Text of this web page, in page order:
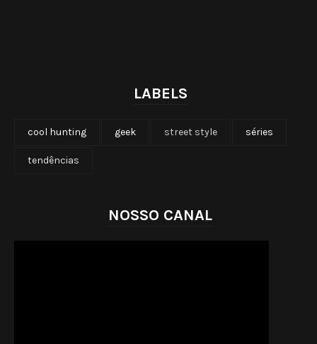
LABELS
cool hunting geek street style séries
tendências
NOSSO CANAL